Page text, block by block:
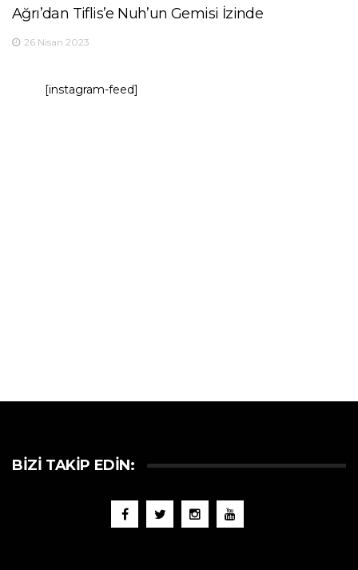
Ağrı’dan Tiflis’e Nuh’un Gemisi İzinde
26 Nisan 2023
[instagram-feed]
BIZI TAKIP EDIN: